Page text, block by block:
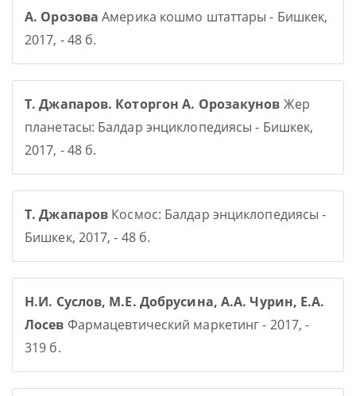
А. Орозова Америка кошмо штаттары - Бишкек,
2017, - 48 б.
Т. Джапаров. Которгон А. Орозакунов Жер
планетасы: Балдар энциклопедиясы - Бишкек,
2017, - 48 б.
Т. Джапаров Космос: Балдар энциклопедиясы -
Бишкек, 2017, - 48 б.
Н.И. Суслов, М.Е. Добрусина, А.А. Чурин, Е.А.
Лосев Фармацевтический маркетинг - 2017, -
319 б.